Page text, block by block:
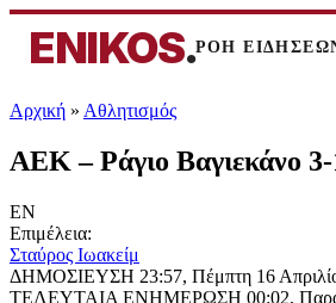
ENIKOS.ΡΟΗ
Αρχική » Αθλητισμός
ΑΕΚ – Ράγιο Βαγιεκάνο
EN
Επιμέλεια:
Σταύρος Ιωακείμ
ΔΗΜΟΣΙΕΥΣΗ 23:57, Πέμπτη 16
ΤΕΛΕΥΤΑΙΑ ΕΝΗΜΕΡΩΣΗ 00:02,